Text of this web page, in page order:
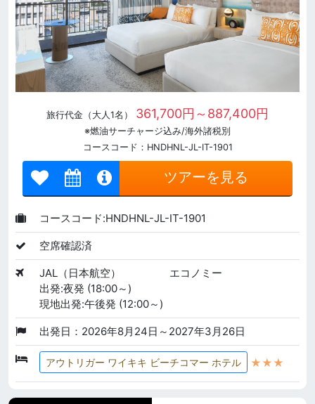
旅行代金（大人1名） 361,700円～887,400円
※燃油サーチャージ込み/海外諸税別
コースコード：HNDHNL-JL-IT-1901
ツアーを見る
コースコード:HNDHNL-JL-IT-1901
空席確認済
JAL（日本航空）
エコノミー
出発:夜発 (18:00～)
現地出発:午後発 (12:00～)
出発日：2026年8月24日～2027年3月26日
アウトリガー ワイキキ ビーチコマー ホテル ★★★